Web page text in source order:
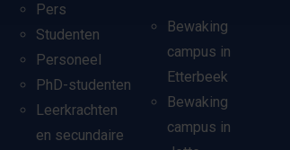
Pers
Studenten
Personeel
PhD-studenten
Leerkrachten
en secundaire
Bewaking
campus in
Etterbeek
Bewaking
campus in